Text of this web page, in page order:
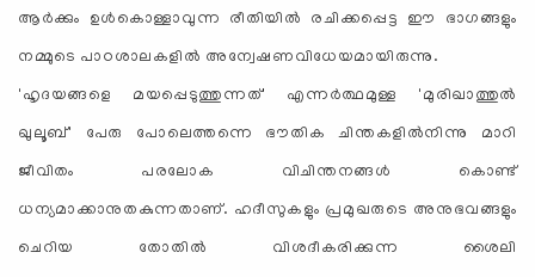
ആര്‍ക്കും ഉള്‍കൊള്ളാവുന്ന രീതിയില്‍ രചിക്കപ്പെട്ട ഈ ഭാഗങ്ങളും
നമ്മുടെ പാഠശാലകളില്‍ അന്വേഷണവിധേയമായിരുന്നു.
'ഹൃദയങ്ങളെ മയപ്പെടുത്തുന്നത്' എന്നര്‍ത്ഥമുള്ള 'മുരിഖാത്തുല്‍
ഖുലൂബ്' പേരു പോലെത്തന്നെ ഭൗതിക ചിന്തകളില്‍നിന്നു മാറി
ജീവിതം പരലോക വിചിന്തനങ്ങള്‍ കൊണ്ട്
ധന്യമാക്കാനുതകുന്നതാണ്. ഹദീസുകളും പ്രമുഖരുടെ അനുഭവങ്ങളും
ചെറിയ തോതില്‍ വിശദീകരിക്കുന്ന ശൈലി